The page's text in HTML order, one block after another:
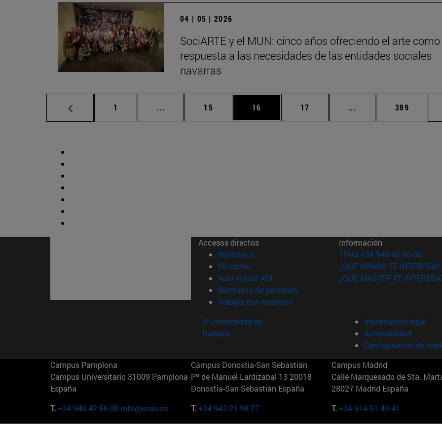
04 | 05 | 2026
SociARTE y el MUN: cinco años ofreciendo el arte como
respuesta a las necesidades de las entidades sociales
navarras
Página
1 ... Páginas intermedias Use TAB para desplazarse.
Página
15 Página
16 Página
17 ... Páginas intermedias
Página
389
Accesos directos
Biblioteca (abre en nueva ventana)
Mi correo(abre en nueva ventana)
Aula virtual ADI (abre en nueva ventana)
Búsqueda de personas(abre en nueva ventana)
Trabaja con nosotros(abre en nueva ventana)
Información
TFNO +34 948 42 56 00
¿QUÉ GRADO TE INTERESA?
¿QUÉ MÁSTER TE
© Universidad de
Navarra
Información legal
Accesibilidad
Configuración de
Campus Pamplona
Campus Universitario 31009 Pamplona
España
T.+34 948 42 56 00 info@unav.es
Campus Donostia-San Sebastián
Pº de Manuel Lardizabal 13 20018
Donostia-San Sebastián España
T.+34 943 21 98 77
Campus Madrid
Calle Marquesado de Sta.
28027 Madrid España
T.+34 914 51 43 41